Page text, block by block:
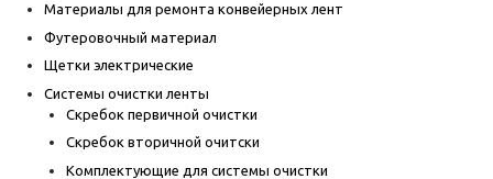
Материалы для ремонта конвейерных лент
Футеровочный материал
Щетки электрические
Системы очистки ленты
Скребок первичной очистки
Скребок вторичной очитски
Комплектующие для системы очистки